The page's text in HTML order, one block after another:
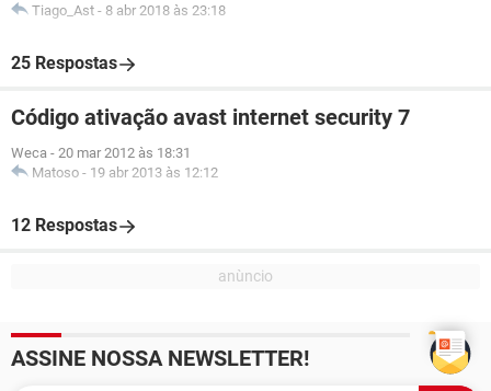
Tiago_Ast - 8 abr 2018 às 23:18
25 Respostas
Código ativação avast internet security 7
Weca - 20 mar 2012 às 18:31
Matoso - 19 abr 2013 às 12:12
12 Respostas
ASSINE NOSSA NEWSLETTER!